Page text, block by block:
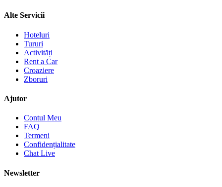
Alte Servicii
Hoteluri
Tururi
Activități
Rent a Car
Croaziere
Zboruri
Ajutor
Contul Meu
FAQ
Termeni
Confidențialitate
Chat Live
Newsletter